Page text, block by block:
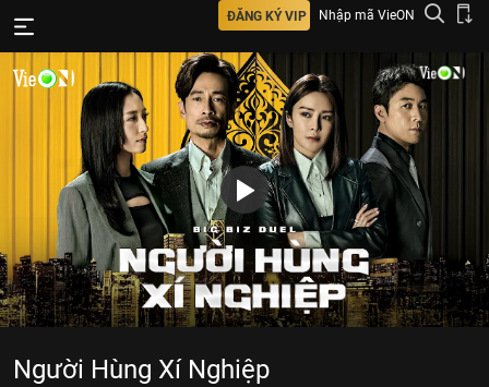
ĐĂNG KÝ VIP Nhập mã VieON
Người Hùng Xí Nghiệp